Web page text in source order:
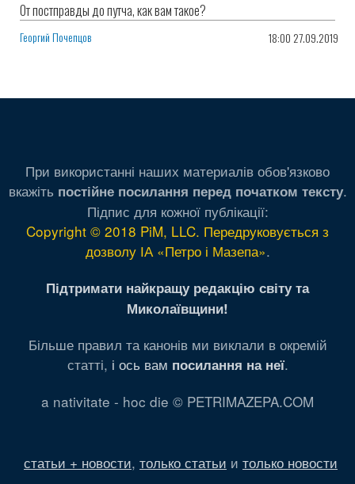
От постправды до путча, как вам такое?
Георгий Почепцов 18:00 27.09.2019
При використанні наших материалів обов'язково
вкажіть постійне посилання перед початком тексту.
Підпис для кожної публікації:
Copyright © 2018 PiM, LLC. Передруковується з
дозволу ІА «Петро і Мазепа».
Підтримати найкращу редакцію світу та
Миколаївщини!
Більше правил та канонів ми виклали в окремій
статті, і ось вам посилання на неї.
a nativitate - hoc die © PETRIMAZEPA.COM
статьи + новости, только статьи и только новости